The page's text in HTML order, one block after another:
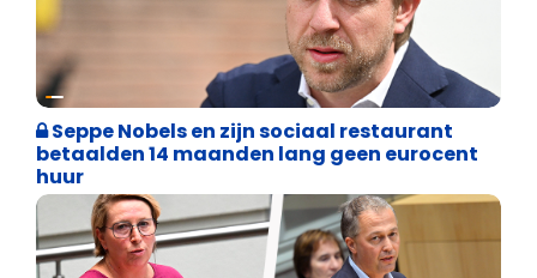
Binnenland politiek
Seppe Nobels en zijn sociaal restaurant
betaalden 14 maanden lang geen eurocent
huur